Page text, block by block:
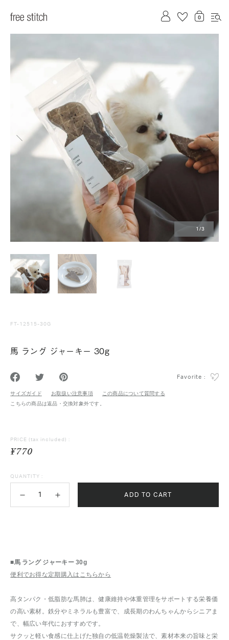
前へ 次へ
1 /3
FT-12515-30G
馬 ラング ジャーキー 30g
Favorite :
サイズガイド お取扱い注意事項
この商品について質問する
こちらの商品は返品・交換対象外です。
PRICE (tax included) :
¥770
QUANTITY :
ADD TO CART
■馬 ラング ジャーキー 30g
便利でお得な定期購入はこちらから
高タンパク・低脂肪な馬肺は、健康維持や体重管理をサポートする栄養価
の高い素材。鉄分やミネラルも豊富で、成長期のわんちゃんからシニアま
で、幅広い年代におすすめです。
サクッと軽い食感に仕上げた独自の低温乾燥製法で、素材本来の旨味と栄